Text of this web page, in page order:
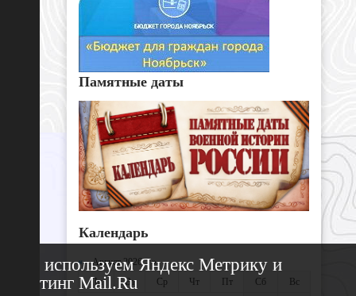
Памятные даты
Календарь
«Август 2026 »
Пн
Вт Ср Чт Пт Сб
Вс
Мы используем Яндекс Метрику и
Рейтинг Mail.Ru